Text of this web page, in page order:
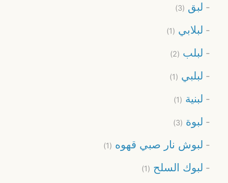
لبق (3)
لبلابي (1)
لبلب (2)
لبلبي (1)
لبنية (1)
لبوة (3)
لبوش نار صبي قهوه (1)
لبوك السلح (1)